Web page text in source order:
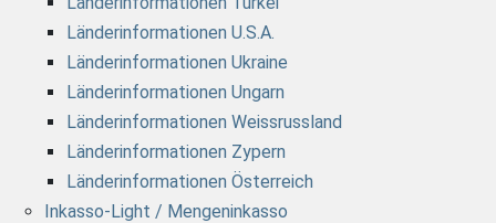
Länderinformationen U.S.A.
Länderinformationen Ukraine
Länderinformationen Ungarn
Länderinformationen Weissrussland
Länderinformationen Zypern
Länderinformationen Österreich
Inkasso-Light / Mengeninkasso